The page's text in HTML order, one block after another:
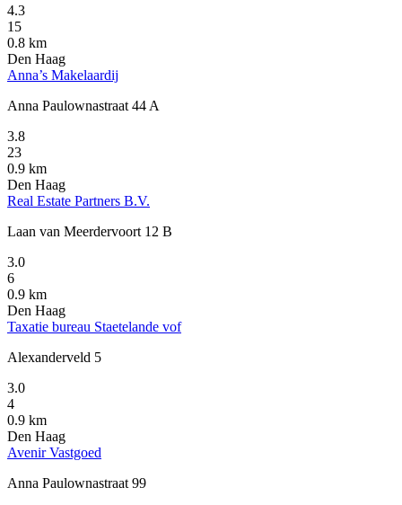
4.3
15
0.8 km
Den Haag
Anna’s Makelaardij
Anna Paulownastraat 44 A
3.8
23
0.9 km
Den Haag
Real Estate Partners B.V.
Laan van Meerdervoort 12 B
3.0
6
0.9 km
Den Haag
Taxatie bureau Staetelande vof
Alexanderveld 5
3.0
4
0.9 km
Den Haag
Avenir Vastgoed
Anna Paulownastraat 99